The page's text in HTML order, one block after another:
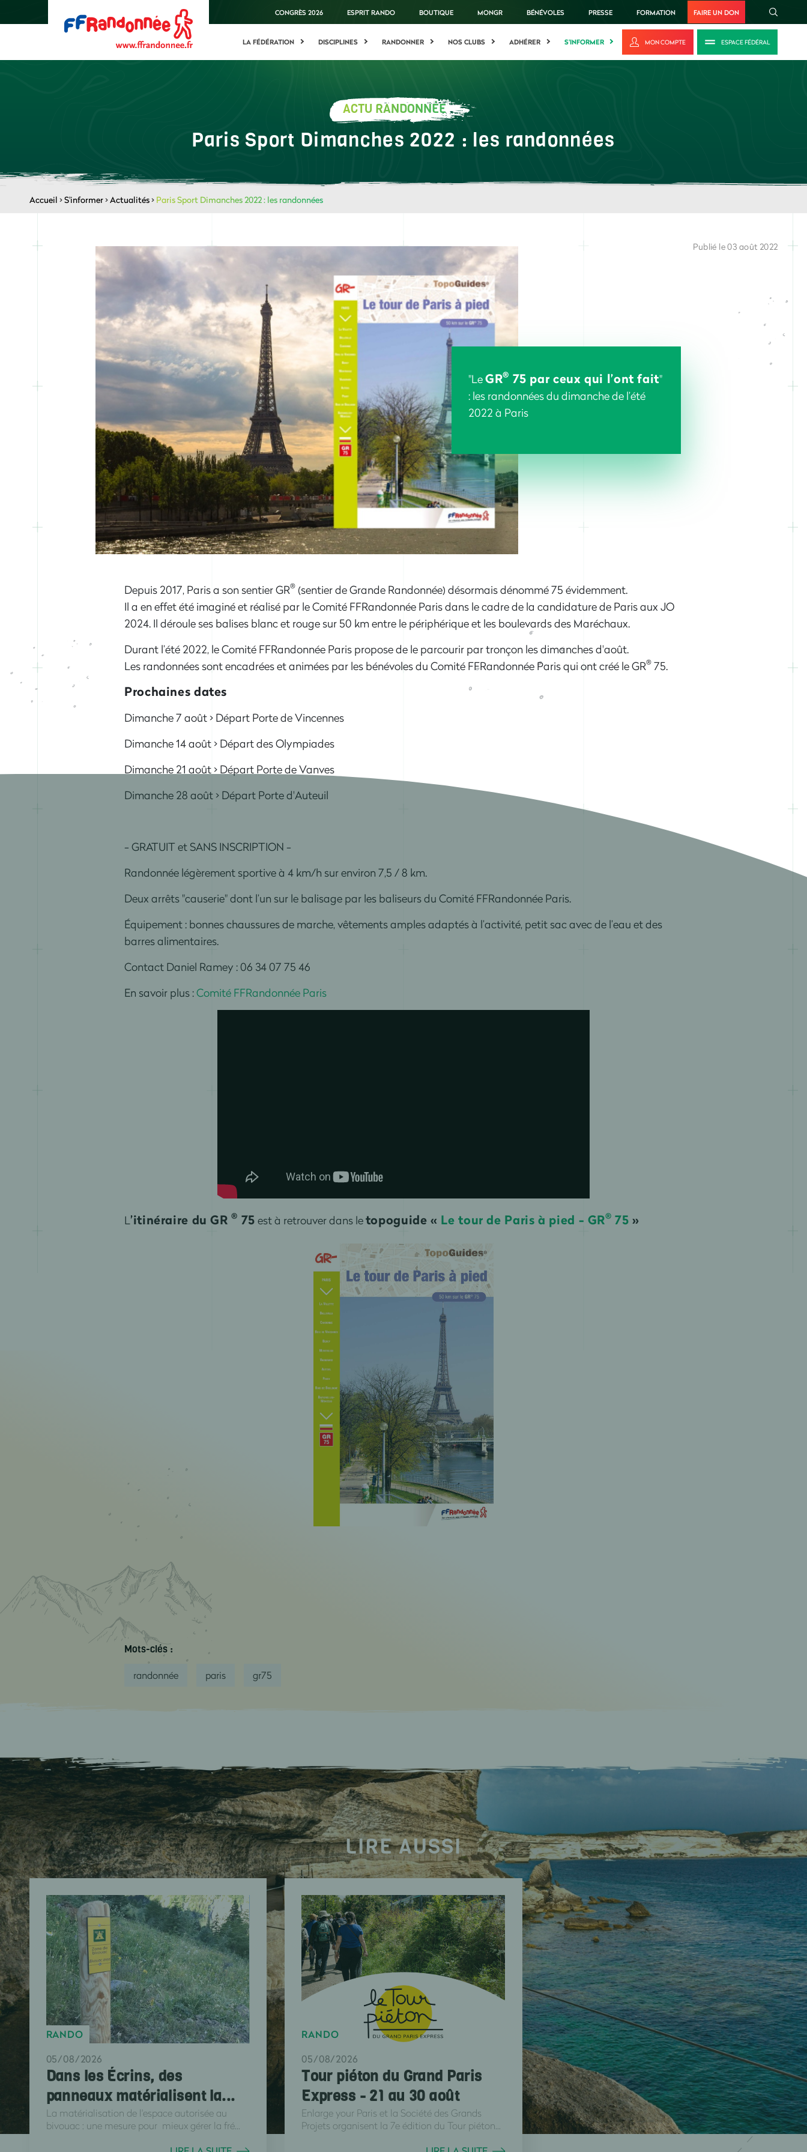
CONGRÈS 2026 ESPRIT RANDO BOUTIQUE MONGR BÉNÉVOLES PRESSE FORMATION FAIRE UN DON
LA FÉDÉRATION DISCIPLINES RANDONNER NOS CLUBS ADHÉRER S'INFORMER MON COMPTE ESPACE FÉDÉRAL
ACTU RANDONNÉE
Paris Sport Dimanches 2022 : les randonnées
Accueil >S'informer>Actualités> Paris Sport Dimanches 2022 : les randonnées
"LeGR® 75 par ceux qui l’ont fait"
: les randonnées du dimanche de l’été
2022 à Paris
Publié le 03 août 2022
Depuis 2017, Paris a son sentier GR®(sentier de Grande Randonnée) désormais dénommé 75 évidemment.
Il a en effet été imaginé et réalisé par le Comité FFRandonnée Paris dans le cadre de la candidature de Paris aux JO
2024. Il déroule ses balises blanc et rouge sur 50 km entre le périphérique et les boulevards des Maréchaux.
Durant l’été 2022, le Comité FFRandonnée Paris propose de le parcourir par tronçon les dimanches d'août.
Les randonnées sont encadrées et animées par les bénévoles du Comité FFRandonnée Paris qui ont créé le GR®75.
Prochaines dates
Dimanche 7 août > Départ Porte de Vincennes
Dimanche 14 août > Départ des Olympiades
Dimanche 21 août > Départ Porte de Vanves
Dimanche 28 août > Départ Porte d'Auteuil
- GRATUIT et SANS INSCRIPTION -
Randonnée légèrement sportive à 4 km/h sur environ 7,5 / 8 km.
Deux arrêts "causerie" dont l’un sur le balisage par les baliseurs du Comité FFRandonnée Paris.
Équipement : bonnes chaussures de marche, vêtements amples adaptés à l’activité, petit sac avec de l’eau et des
barres alimentaires.
Contact Daniel Ramey : 06 34 07 75 46
En savoir plus :Comité FFRandonnée Paris
L’itinéraire du GR® 75 est à retrouver dans letopoguide « Le tour de Paris à pied - GR® 75»
Mots-clés :
randonnée paris gr75
LIRE AUSSI
RANDO
05/08/2026
Dans les Écrins, des
panneaux matérialisent la...
La matérialisation de l'espace autorisée au
bivouac : une mesure pour mieux gérer la fré...
RANDO
05/08/2026
Tour piéton du Grand Paris
Express - 21 au 30 août
Enlarge your Paris et la Société des Grands
Projets organisent la 7e édition du Tour piéton...